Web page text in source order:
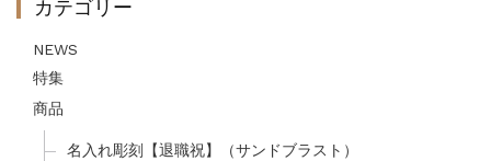
カテゴリー
NEWS
特集
商品
名入れ彫刻【退職祝】（サンドブラスト）